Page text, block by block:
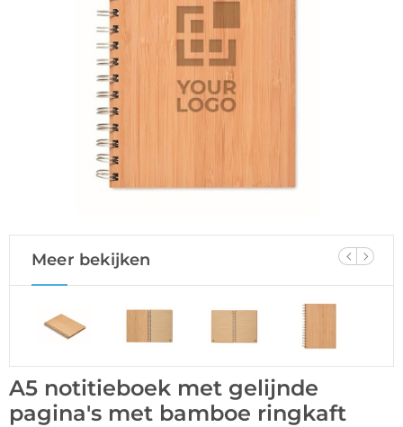
Meer bekijken
A5 notitieboek met gelijnde
pagina's met bamboe ringkaft